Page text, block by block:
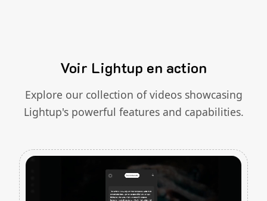
Voir Lightup en action
Explore our collection of videos showcasing
Lightup's powerful features and capabilities.